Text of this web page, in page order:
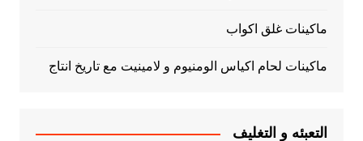
ماكينات غلق اكواب
ماكينات لحام اكياس الومنيوم و لامينيت مع تاريخ انتاج
التعبئه و التغليف